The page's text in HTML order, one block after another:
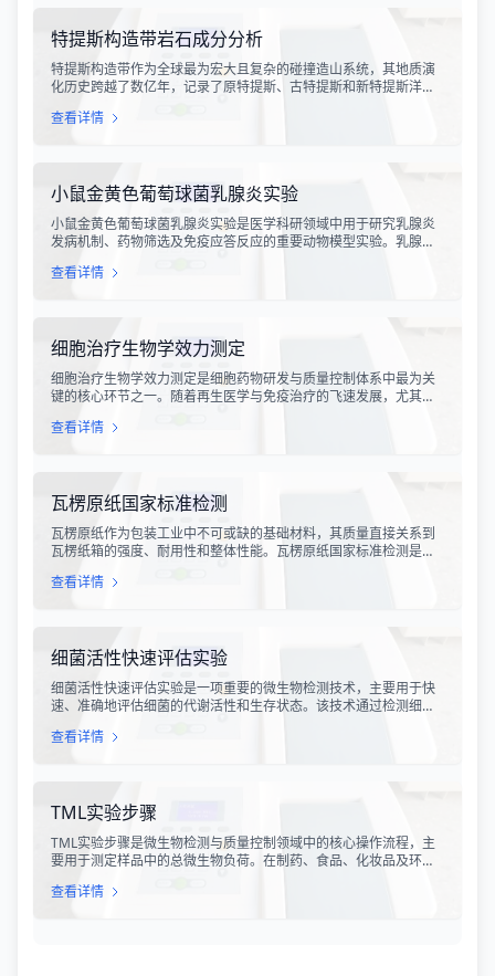
特提斯构造带岩石成分分析
特提斯构造带作为全球最为宏大且复杂的碰撞造山系统，其地质演
化历史跨越了数亿年，记录了原特提斯、古特提斯和新特提斯洋的
板块俯冲、碰撞造山机制以及成矿作用规律的关键手段。特提斯构
查看详情
小鼠金黄色葡萄球菌乳腺炎实验
小鼠金黄色葡萄球菌乳腺炎实验是医学科研领域中用于研究乳腺炎
发病机制、药物筛选及免疫应答反应的重要动物模型实验。乳腺炎
和畜牧业经济均构成显著影响。金黄色葡萄球菌作为引发乳腺炎的
查看详情
细胞治疗生物学效力测定
细胞治疗生物学效力测定是细胞药物研发与质量控制体系中最为关
键的核心环节之一。随着再生医学与免疫治疗的飞速发展，尤其是
确地评估这些“活细胞药物”的临床治疗潜力，成为了监管部门与制药
查看详情
瓦楞原纸国家标准检测
瓦楞原纸作为包装工业中不可或缺的基础材料，其质量直接关系到
瓦楞纸箱的强度、耐用性和整体性能。瓦楞原纸国家标准检测是依
对瓦楞原纸的各项物理性能指标进行系统化测试和评价的过程。该
查看详情
细菌活性快速评估实验
细菌活性快速评估实验是一项重要的微生物检测技术，主要用于快
速、准确地评估细菌的代谢活性和生存状态。该技术通过检测细菌
细菌活性的定量数据，为环境监测、食品安全、医药研发和工业生
查看详情
TML实验步骤
TML实验步骤是微生物检测与质量控制领域中的核心操作流程，主
要用于测定样品中的总微生物负荷。在制药、食品、化妆品及环境
量、安全性以及生产过程控制水平的关键指标。通过对样品中需氧
查看详情